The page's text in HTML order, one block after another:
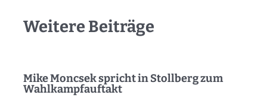
Weitere Beiträge
Mike Moncsek spricht in Stollberg zum
Wahlkampfauftakt